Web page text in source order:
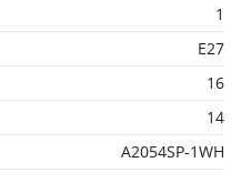
1
E27
16
14
A2054SP-1WH